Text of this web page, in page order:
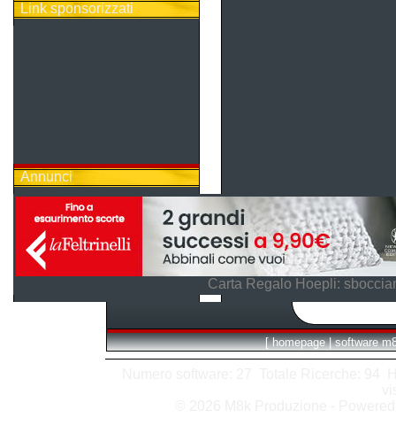
Link sponsorizzati
Annunci
Carta Regalo Hoepli:
[ homepage | software